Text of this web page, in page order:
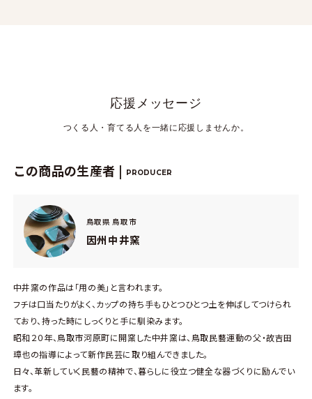
応援メッセージ
つくる人・育てる人を一緒に応援しませんか。
この商品の生産者 | PRODUCER
鳥取県 鳥取市
因州中井窯
中井窯の作品は「用の美」と言われます。
フチは口当たりがよく、カップの持ち手もひとつひとつ土を伸ばしてつけられ
ており、持った時にしっくりと手に馴染みます。
昭和２０年、鳥取市河原町に開窯した中井窯は、鳥取民藝運動の父・故吉田
璋也の指導によって新作民芸に取り組んできました。
日々、革新していく民藝の精神で、暮らしに役立つ健全な器づくりに励んでい
ます。